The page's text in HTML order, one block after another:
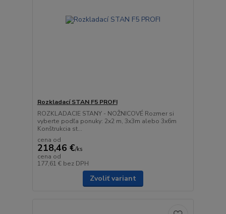
Rozkladací STAN F5 PROFI
ROZKLADACIE STANY - NOŽNICOVÉ Rozmer si
vyberte podľa ponuky: 2x2 m, 3x3m alebo 3x6m
Konštrukcia st...
cena od
218,46 €/ks
cena od
177,61 € bez DPH
Zvoliť variant